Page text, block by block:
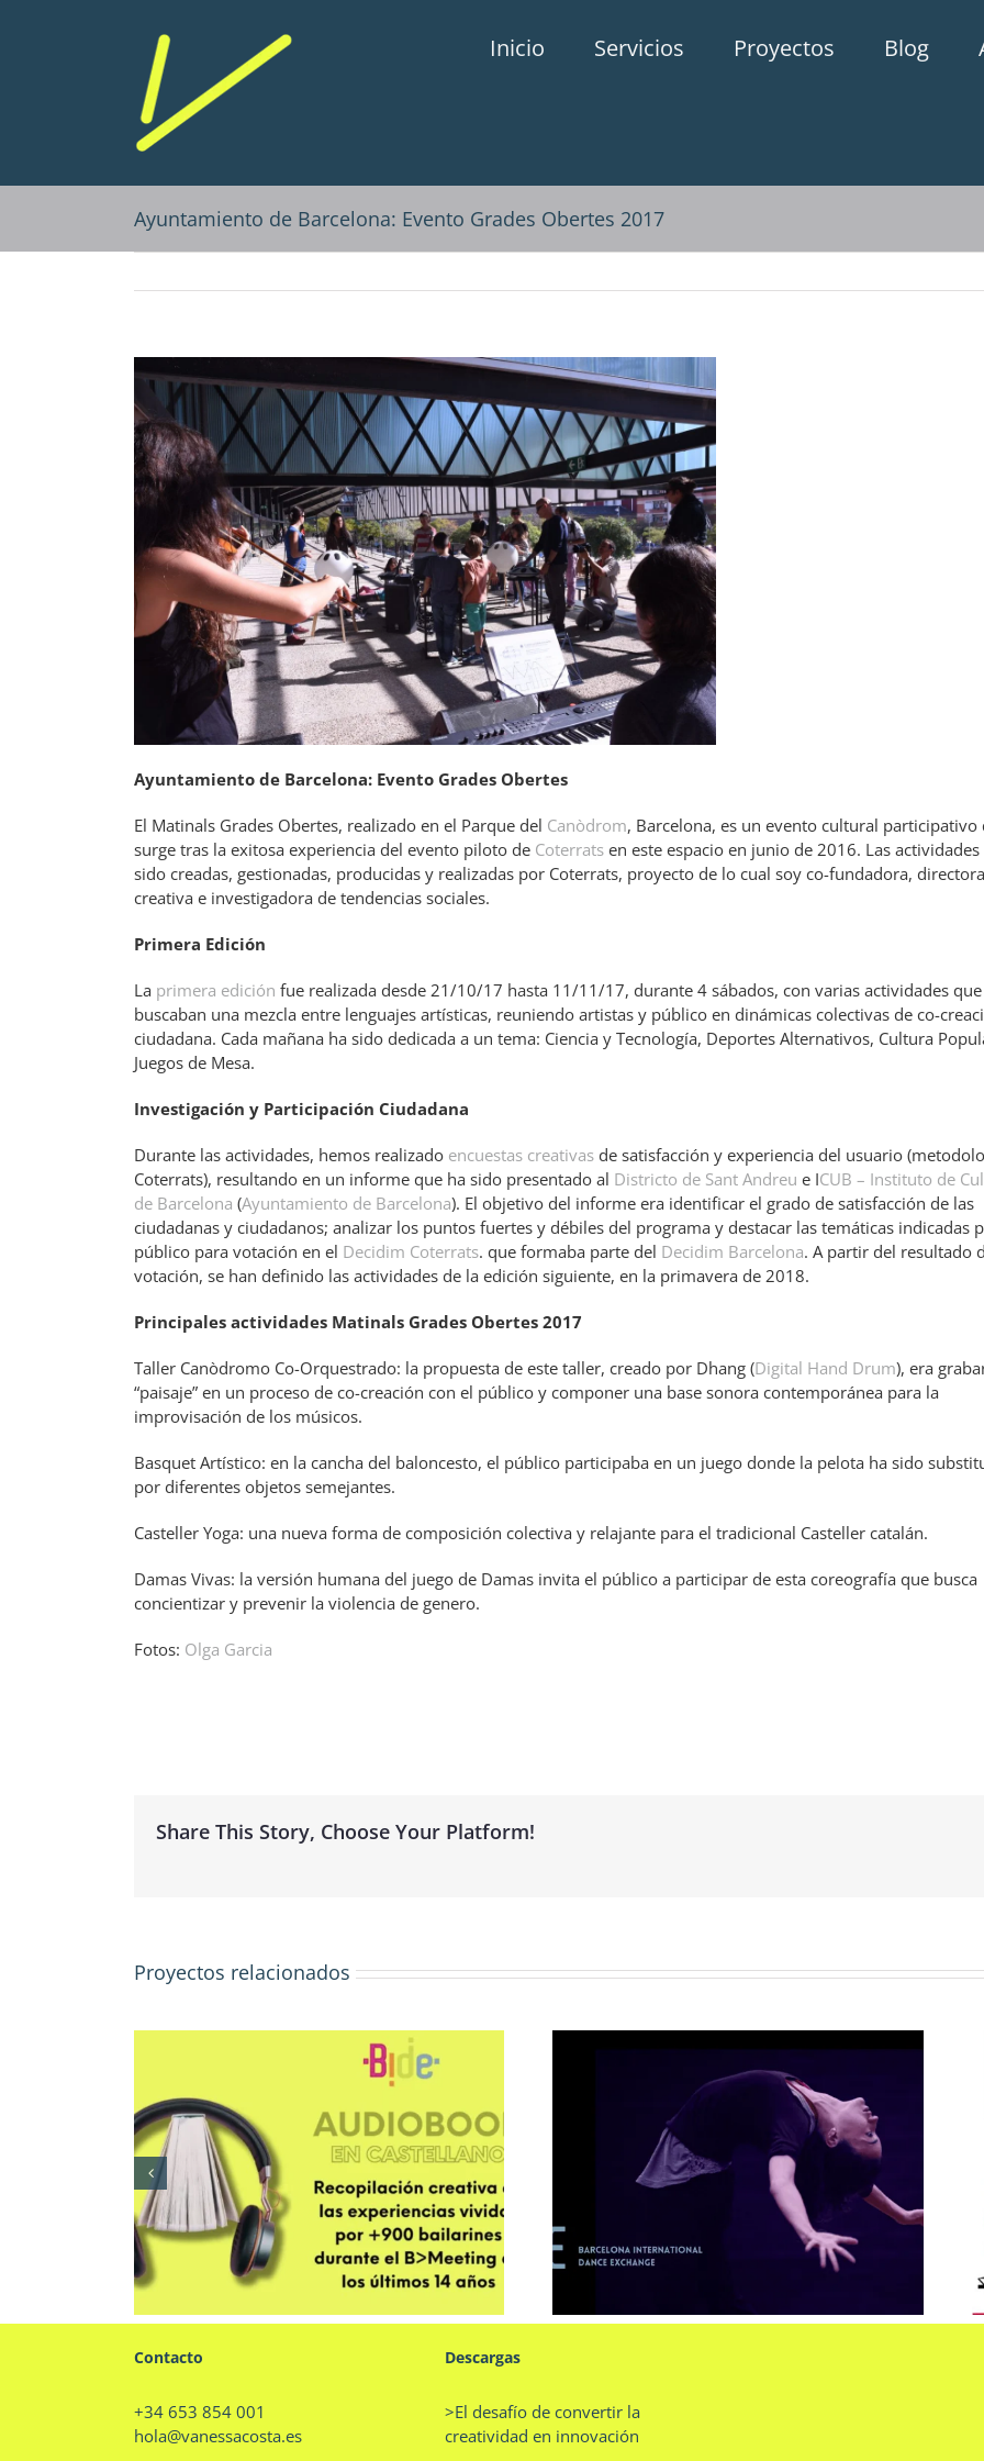
Inicio Servicios Proyectos Blog
Ayuntamiento de Barcelona: Evento Grades Obertes 2017
Ayuntamiento de Barcelona: Evento Grades Obertes
El Matinals Grades Obertes, realizado en el Parque del Canòdrom, Barcelona, es un evento cultural participativo
surge tras la exitosa experiencia del evento piloto de Coterrats en este espacio en junio de 2016. Las actividades
sido creadas, gestionadas, producidas y realizadas por Coterrats, proyecto de lo cual soy co-fundadora, directora
creativa e investigadora de tendencias sociales.
Primera Edición
La primera edición fue realizada desde 21/10/17 hasta 11/11/17, durante 4 sábados, con varias actividades que
buscaban una mezcla entre lenguajes artísticas, reuniendo artistas y público en dinámicas colectivas de co-
ciudadana. Cada mañana ha sido dedicada a un tema: Ciencia y Tecnología, Deportes Alternativos, Cultura
Juegos de Mesa.
Investigación y Participación Ciudadana
Durante las actividades, hemos realizado encuestas creativas de satisfacción y experiencia del usuario
Coterrats), resultando en un informe que ha sido presentado al Districto de Sant Andreu e ICUB – Instituto de
de Barcelona (Ayuntamiento de Barcelona). El objetivo del informe era identificar el grado de satisfacción de las
ciudadanas y ciudadanos; analizar los puntos fuertes y débiles del programa y destacar las temáticas indicadas
público para votación en el Decidim Coterrats. que formaba parte del Decidim Barcelona. A partir del resultado
votación, se han definido las actividades de la edición siguiente, en la primavera de 2018.
Principales actividades Matinals Grades Obertes 2017
Taller Canòdromo Co-Orquestrado: la propuesta de este taller, creado por Dhang (Digital Hand Drum), era
“paisaje” en un proceso de co-creación con el público y componer una base sonora contemporánea para la
improvisación de los músicos.
Basquet Artístico: en la cancha del baloncesto, el público participaba en un juego donde la pelota ha sido
por diferentes objetos semejantes.
Casteller Yoga: una nueva forma de composición colectiva y relajante para el tradicional Casteller catalán.
Damas Vivas: la versión humana del juego de Damas invita el público a participar de esta coreografía que busca
concientizar y prevenir la violencia de genero.
Fotos: Olga Garcia
Share This Story, Choose Your Platform!
Proyectos relacionados
BIDE – Barcelona International
Dance Exchange
Ayuntamiento de Barcelona:
Evento Grades Obertes 2018
Contacto
+34 653 854 001
hola@vanessacosta.es
Descargas
>El desafío de convertir la
creatividad en innovación